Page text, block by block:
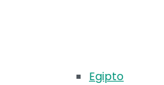
Egipto